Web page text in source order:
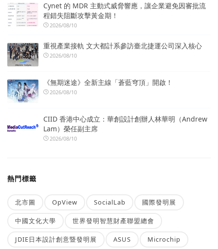
Cynet 的 MDR 主動式威脅響應，讓企業避免因審批流
程錯失阻斷攻擊黃金期！
2026/08/10
重視產業接軌 文大都計系參訪臺北捷運公司深入核心
2026/08/10
《無期迷途》全新主線「蒼藍穹頂」開啟！
2026/08/10
CIID 香港中心成立：華創設計創辦人林華明（Andrew
Lam）榮任副主席
2026/08/10
熱門標籤
北市圖 OpView SocialLab 國際發明展
中國文化大學 世界發明智慧財產聯盟總會
JDIE日本設計創意暨發明展 ASUS Microchip